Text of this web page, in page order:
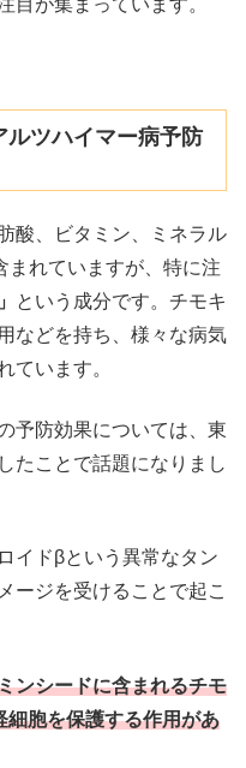
目が集まっています。
ルツハイマー病予防
酸、ビタミン、ミネラル
まれていますが、特に注
という成分です。チモキ
などを持ち、様々な病気
ています。
予防効果については、東
たことで話題になりまし
イドβという異常なタン
ージを受けることで起こ
ンシードに含まれるチモ
胞を保護する作用があ